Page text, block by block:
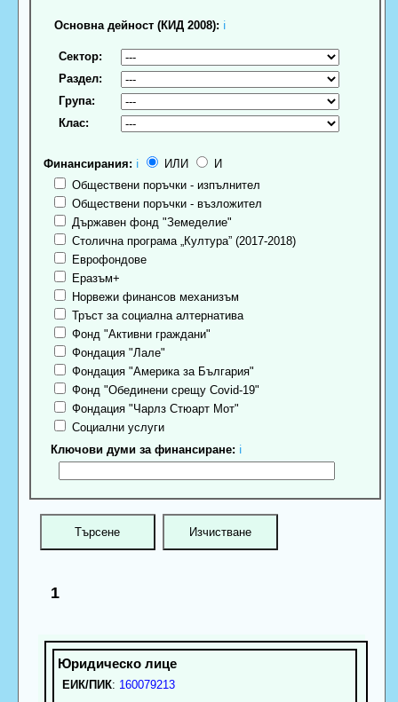
Основна дейност (КИД 2008): ℹ
Сектор:
Раздел:
Група:
Клас:
Финансирания: ℹ ИЛИ
И
Обществени поръчки - изпълнител
Обществени поръчки - възложител
Държавен фонд "Земеделие"
Столична програма „Култура” (2017-2018)
Еврофондове
Еразъм+
Норвежи финансов механизъм
Тръст за социална алтернатива
Фонд "Активни граждани"
Фондация "Лале"
Фондация "Америка за България"
Фонд "Обединени срещу Covid-19"
Фондация "Чарлз Стюарт Мот"
Социални услуги
Ключови думи за финансиране: ℹ
1
ЕИК/ПИК: 160079213